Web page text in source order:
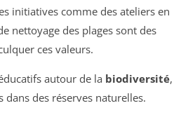
initiatives comme des ateliers en
nettoyage des plages sont des
ces valeurs.
autour de la biodiversité,
dans des réserves naturelles.